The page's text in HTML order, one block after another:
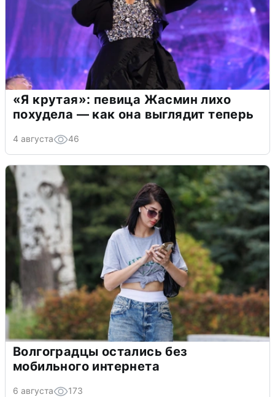
«Я крутая»: певица Жасмин лихо
похудела — как она выглядит теперь
4 августа 46
Волгоградцы остались без
мобильного интернета
6 августа 173